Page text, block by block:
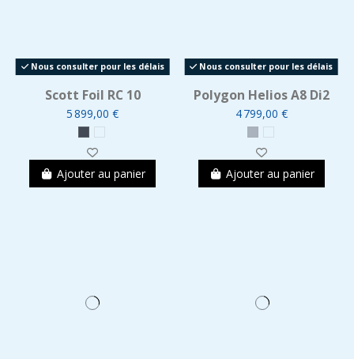
Nous consulter pour les délais
Scott Foil RC 10
5 899,00 €
Ajouter au panier
Nous consulter pour les délais
Polygon Helios A8 Di2
4 799,00 €
Ajouter au panier